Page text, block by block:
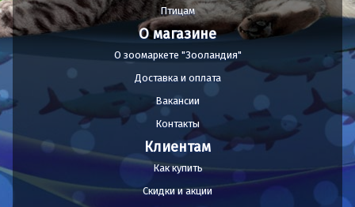
Птицам
О магазине
О зоомаркете "Зооландия"
Доставка и оплата
Вакансии
Контакты
Клиентам
Как купить
Скидки и акции